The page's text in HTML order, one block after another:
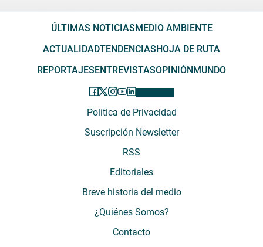
ÚLTIMAS NOTICIASMEDIO AMBIENTE
ACTUALIDADTENDENCIASHOJA DE RUTA
REPORTAJESENTREVISTASOPINIÓNMUNDO
Política de Privacidad
Suscripción Newsletter
RSS
Editoriales
Breve historia del medio
¿Quiénes Somos?
Contacto